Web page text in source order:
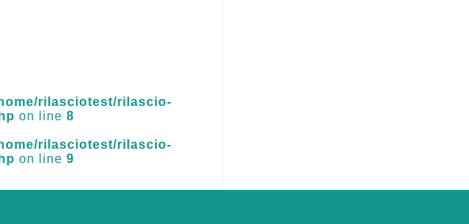
rilasciotest/rilascio-
on line 8
rilasciotest/rilascio-
on line 9